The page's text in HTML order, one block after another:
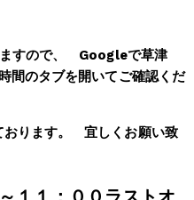
ますので、 Googleで草津
間のタブを開いてご確認くだ
ります。
宜しくお願い致